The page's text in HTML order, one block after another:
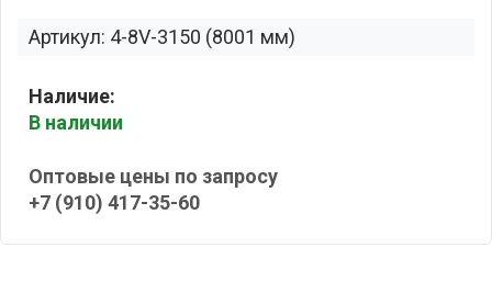
Артикул: 4-8V-3150 (8001 мм)
Наличие:
В наличии
Оптовые цены по запросу
+7 (910) 417-35-60